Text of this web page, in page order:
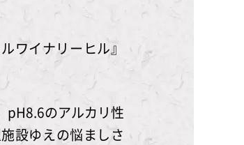
ワイナリーヒル』
pH8.6のアルカリ性
設ゆえの悩ましさ